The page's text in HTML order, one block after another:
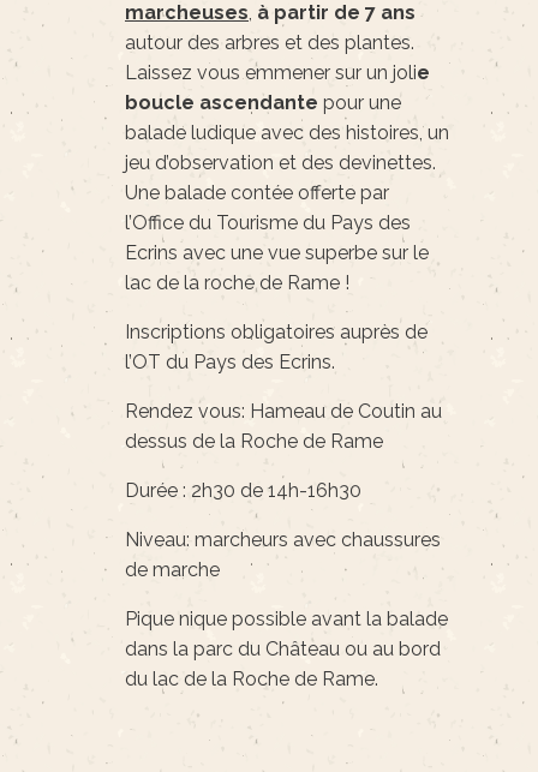
marcheuses, à partir de 7 ans
autour des arbres et des plantes.
Laissez vous emmener sur un jolie
boucle ascendante pour une
balade ludique avec des histoires, un
jeu d’observation et des devinettes.
Une balade contée offerte par
l’Office du Tourisme du Pays des
Ecrins avec une vue superbe sur le
lac de la roche de Rame !
Inscriptions obligatoires auprès de
l’OT du Pays des Ecrins.
Rendez vous: Hameau de Coutin au
dessus de la Roche de Rame
Durée : 2h30 de 14h-16h30
Niveau: marcheurs avec chaussures
de marche
Pique nique possible avant la balade
dans la parc du Château ou au bord
du lac de la Roche de Rame.